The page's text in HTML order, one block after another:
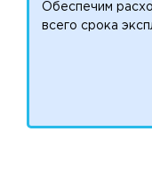
Обеспечим
всего срока